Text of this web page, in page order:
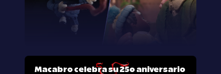
Macabro celebra su 25º aniversario